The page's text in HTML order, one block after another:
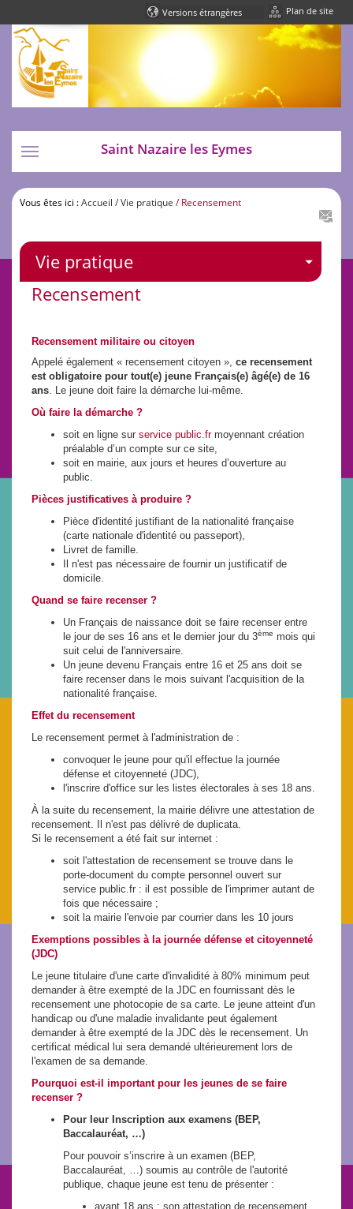
Plan de site
Powered by
Translate
Toggle
navigation
Saint Nazaire les Eymes
Vous êtes ici :Accueil / Vie pratique / Recensement
Vie pratique
Recensement
Recensement militaire ou citoyen
Appelé également « recensement citoyen », ce recensement
est obligatoire pour tout(e) jeune Français(e) âgé(e) de 16
ans . Le jeune doit faire la démarche lui-même.
Où faire la démarche ?
soit en ligne sur service public.frmoyennant création
préalable d’un compte sur ce site,
soit en mairie, aux jours et heures d’ouverture au
public.
Pièces justificatives à produire ?
Pièce d'identité justifiant de la nationalité française
(carte nationale d'identité ou passeport),
Livret de famille.
Il n'est pas nécessaire de fournir un justificatif de
domicile.
Quand se faire recenser ?
Un Français de naissance doit se faire recenser entre
le jour de ses 16 ans et le dernier jour du 3ème mois qui
suit celui de l'anniversaire.
Un jeune devenu Français entre 16 et 25 ans doit se
faire recenser dans le mois suivant l'acquisition de la
nationalité française.
Effet du recensement
Le recensement permet à l'administration de :
convoquer le jeune pour qu'il effectue la journée
défense et citoyenneté (JDC),
l'inscrire d'office sur les listes électorales à ses 18 ans.
À la suite du recensement, la mairie délivre une attestation de
recensement. Il n'est pas délivré de duplicata.
Si le recensement a été fait sur internet :
soit l'attestation de recensement se trouve dans le
porte-document du compte personnel ouvert sur
service public.fr : il est possible de l'imprimer autant de
fois que nécessaire ;
soit la mairie l'envoie par courrier dans les 10 jours
Exemptions possibles à la journée défense et citoyenneté
(JDC)
Le jeune titulaire d'une carte d'invalidité à 80% minimum peut
demander à être exempté de la JDC en fournissant dès le
recensement une photocopie de sa carte. Le jeune atteint d'un
handicap ou d'une maladie invalidante peut également
demander à être exempté de la JDC dès le recensement. Un
certificat médical lui sera demandé ultérieurement lors de
l'examen de sa demande.
Pourquoi est-il important pour les jeunes de se faire
recenser ?
Pour leur Inscription aux examens (BEP,
Baccalauréat, …)
Pour pouvoir s’inscrire à un examen (BEP,
Baccalauréat, …) soumis au contrôle de l'autorité
publique, chaque jeune est tenu de présenter :
avant 18 ans : son attestation de recensement